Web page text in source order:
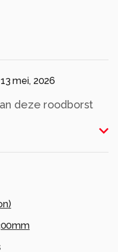
13 mei, 2026
deze roodborst
)